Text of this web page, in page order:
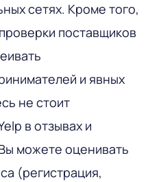
сетях. Кроме того,
поставщиков
и явных
не стоит
в отзывах и
можете оценивать
(регистрация,